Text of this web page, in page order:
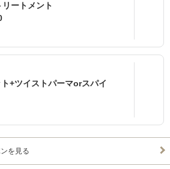
ートメント
+ツイストパーマorスパイ
を見る